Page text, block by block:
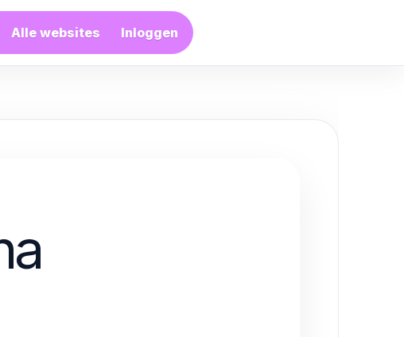
Alle websites Inloggen